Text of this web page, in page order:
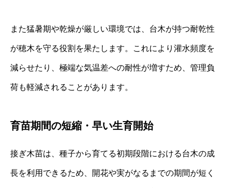
また猛暑期や乾燥が厳しい環境では、台木が持つ耐乾性
が穂木を守る役割を果たします。これにより灌水頻度を
減らせたり、極端な気温差への耐性が増すため、管理負
荷も軽減されることがあります。
育苗期間の短縮・早い生育開始
接ぎ木苗は、種子から育てる初期段階における台木の成
長を利用できるため、開花や実がなるまでの期間が短く